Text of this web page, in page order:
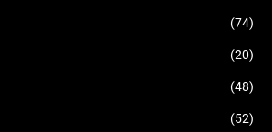
(74)
(20)
(48)
(52)